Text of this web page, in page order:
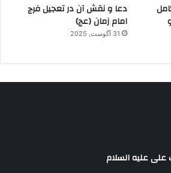
دعا و نقش آن در تعجیل فرج
امام زمان (عج)
31 آگوست, 2025
علی علیه السلام